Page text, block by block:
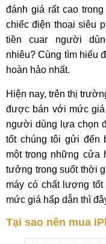
đánh giá rất cao
chiếc điện thoại siêu
tiền cuar người
nhiêu? Cùng tìm hiểu
hoàn hảo nhất.
Hiện nay, trên thị
được bán với mức
người dùng lựa chọn
tốt chúng tôi gửi đến
một trong những cửa
tưởng trong suốt thời
máy có chất lượng
mức giá hấp dẫn thì
Tại sao nên mua